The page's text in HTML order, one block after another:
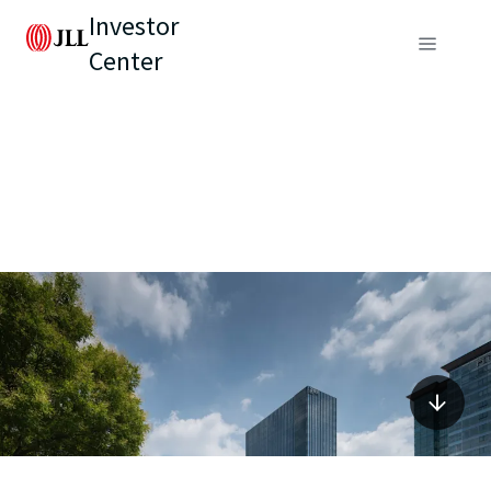
Investor
Center